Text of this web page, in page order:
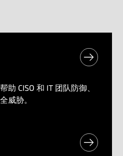
助 CISO 和 IT 团队防御、
威胁。